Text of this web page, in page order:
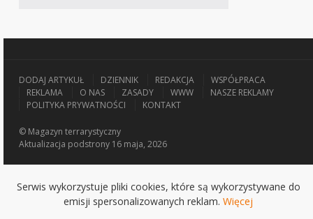
DODAJ ARTYKUŁ DZIENNIK REDAKCJA
WSPÓŁPRACA
REKLAMA
O NAS ZASADY WWW
NASZE REKLAMY
POLITYKA PRYWATNOŚCI
KONTAKT
© Magazyn terrarystyczny
Aktualizacja podstrony 16 maja, 2026
Serwis wykorzystuje pliki cookies, które są wykorzystywane do
emisji spersonalizowanych reklam. Więcej